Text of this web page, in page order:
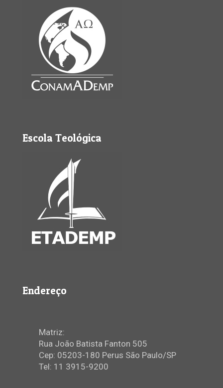
Escola Teológica
Endereço
Matriz:
Rua João Batista Fanton 505
Cep: 05203-180 Perus São Paulo/SP
Tel: 11 3915-9200